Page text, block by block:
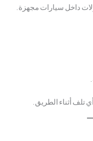
داخل سيارات مجهزة.
تلف أثناء الطريق.